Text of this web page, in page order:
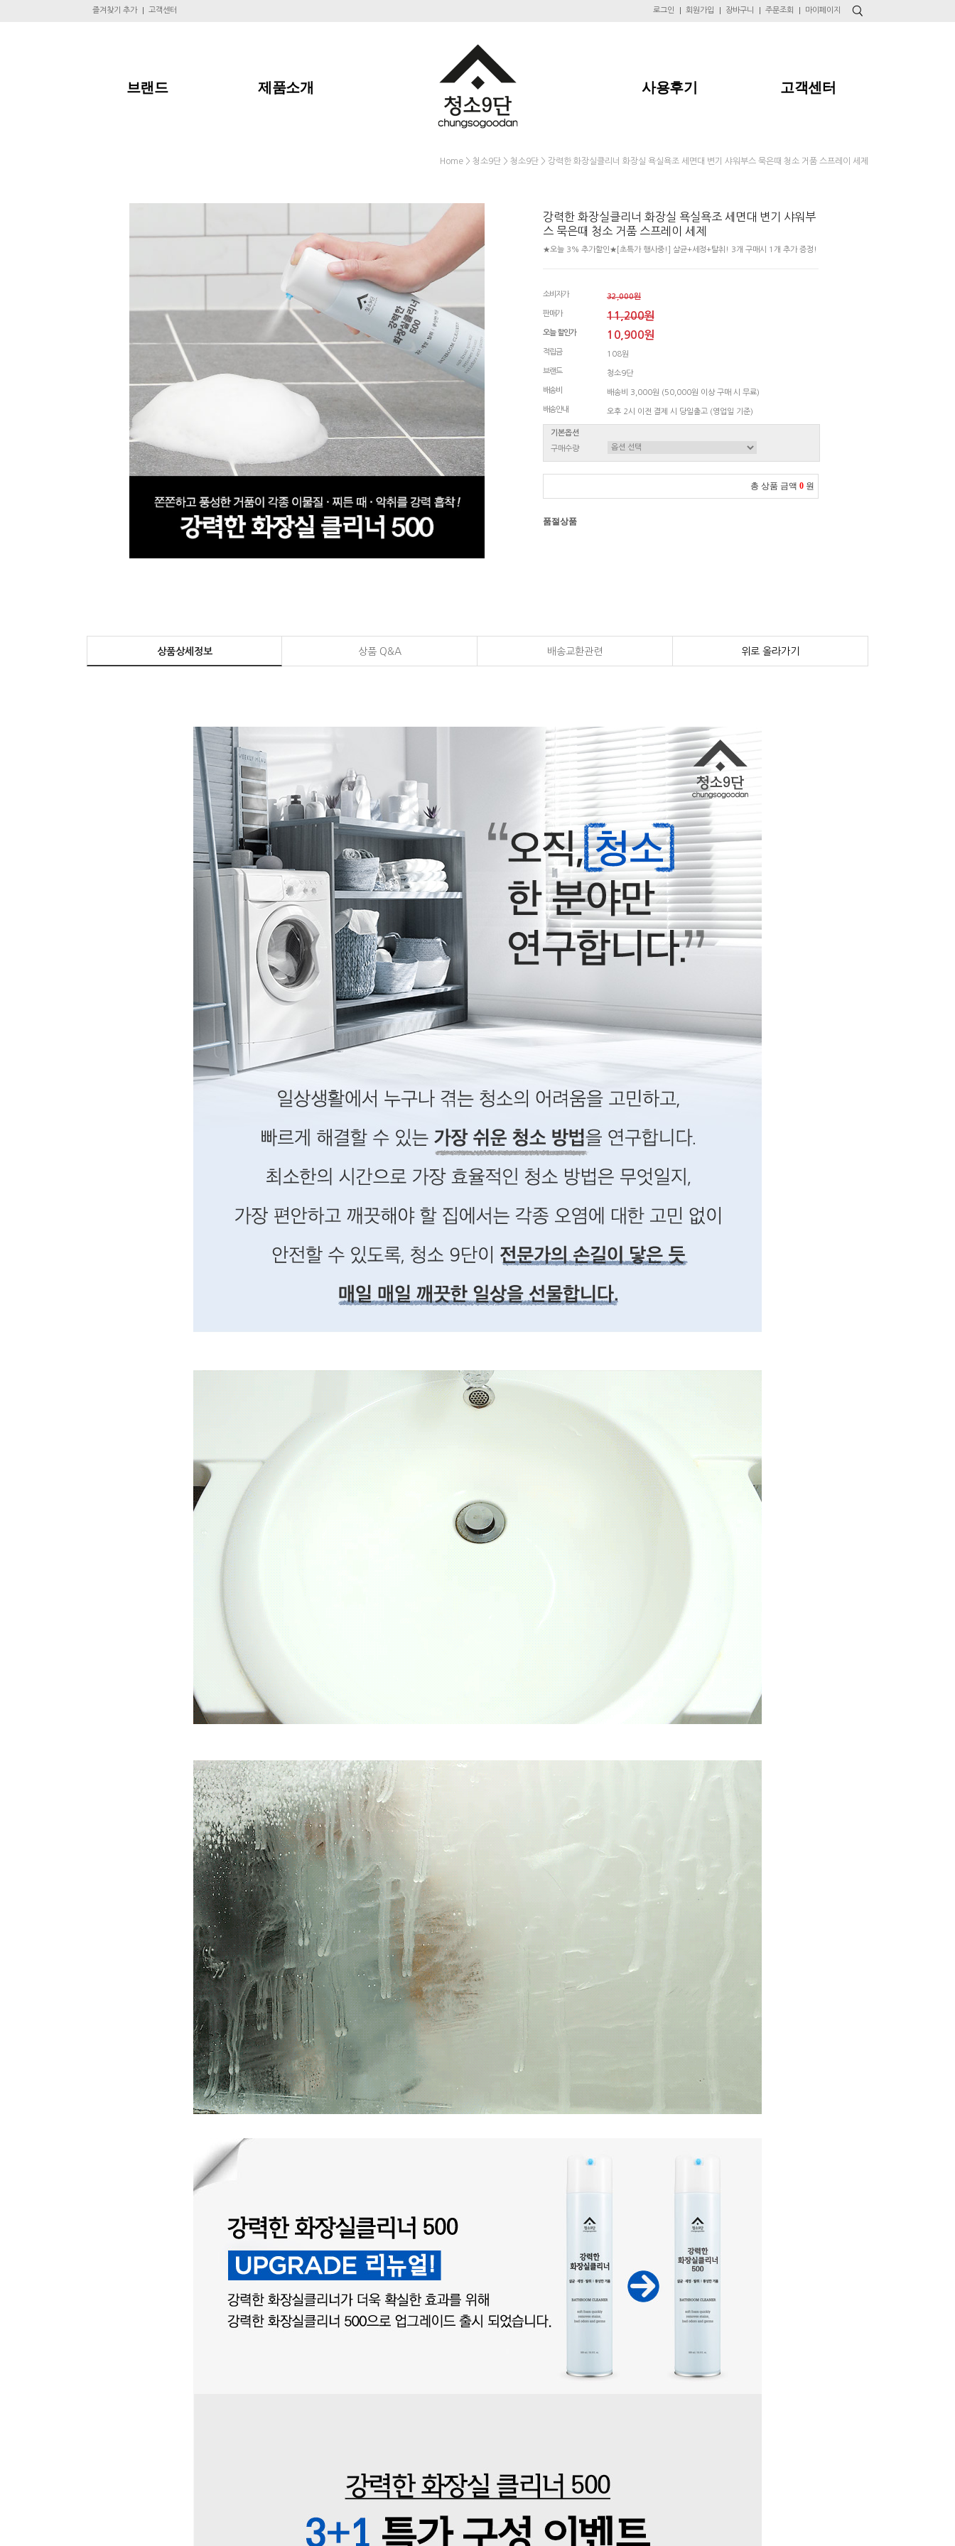
즐겨찾기 추가 고객센터 로그인 회원가입 장바구니 주문조회 마이페이지
브랜드 제품소개 사용후기 고객센터
Home > 청소9단 > 청소9단 > 강력한 화장실클리너 화장실 욕실욕조 세면대 변기 샤워부스 묵은때 청소 거품 스프레이 세제
강력한 화장실클리너 화장실 욕실욕조 세면대 변기 샤워부
스 묵은때 청소 거품 스프레이 세제
★오늘 3% 추가할인★[초특가 행사중!] 살균+세정+탈취! 3개 구매시 1개 추가 증정!
소비자가 32,000원
판매가 11,200원
오늘 할인가 10,900원
적립금 108원
브랜드 청소9단
배송비 배송비 3,000원 (50,000원 이상 구매 시 무료)
배송안내 오후 2시 이전 결제 시 당일출고 (영업일 기준)
기본옵션
구매수량
총 상품 금액 0 원
품절상품
상품상세정보 상품 Q&A 배송교환관련 위로 올라가기